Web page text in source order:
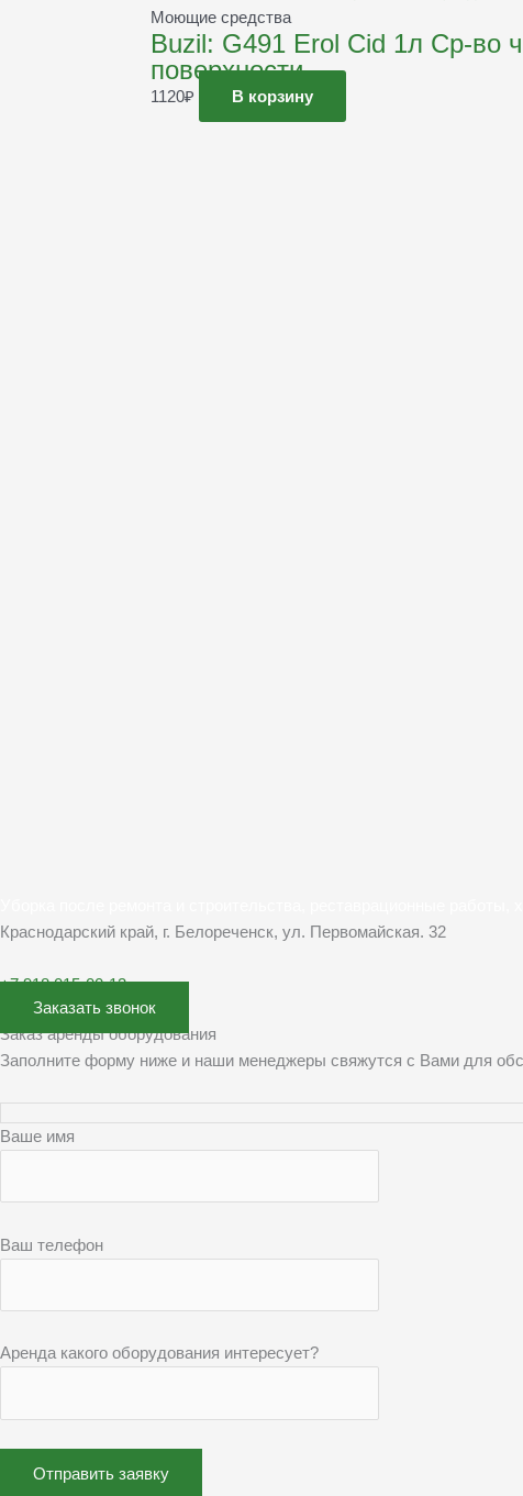
Моющие средства
Buzil: G491 Erol Cid 1л Ср-во
поверхности
1120₽ В корзину
Краснодарский край, г. Белореченск, ул. Первомайская. 32
+7 918 015-00-13
Заказать звонок
Заказ аренды оборудования
Заполните форму ниже и наши менеджеры свяжутся с Вами для
Ваше имя
Ваш телефон
Аренда какого оборудования интересует?